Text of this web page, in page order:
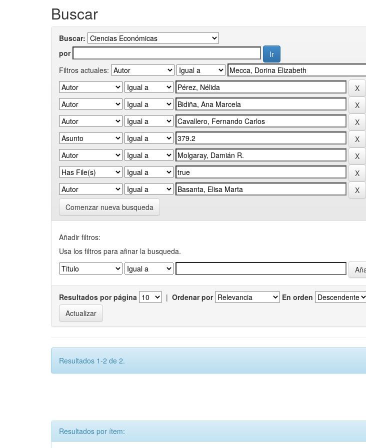
Buscar
Buscar:
por
Filtros actuales:
Comenzar nueva busqueda
Añadir filtros:
Usa los filtros para afinar la busqueda.
Resultados por página | Ordenar por En orden
Resultados 1-2 de 2.
Resultados por ítem: